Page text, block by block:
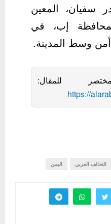
سفيان، المعين
إب، في
وسط المدينة.
للمقال:
https://
التحالف العربي اليمن